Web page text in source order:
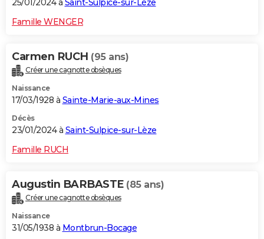
25/01/2024 à Saint-Sulpice-sur-Lèze
Famille WENGER
Carmen RUCH (95 ans)
Créer une cagnotte obsèques
Naissance
17/03/1928 à Sainte-Marie-aux-Mines
Décès
23/01/2024 à Saint-Sulpice-sur-Lèze
Famille RUCH
Augustin BARBASTE (85 ans)
Créer une cagnotte obsèques
Naissance
31/05/1938 à Montbrun-Bocage